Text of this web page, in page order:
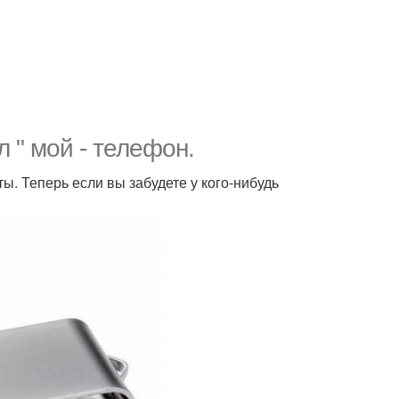
" мой - телефон.
Теперь если вы забудете у кого-нибудь